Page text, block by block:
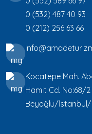
0 (532) 487 40 93
0 (212) 256 63 66
Kocatepe Mah.
Hamit Cd. No:68/2
Beyoğlu/İstanbul/